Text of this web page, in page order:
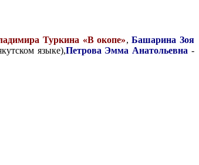
Туркина «В окопе»,Башарина Зоя
языке),Петрова Эмма Анатольевна -